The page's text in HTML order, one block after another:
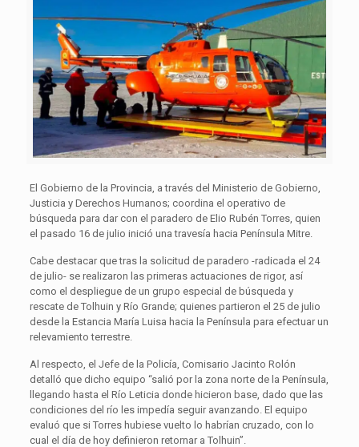
El Gobierno de la Provincia, a través del Ministerio de Gobierno,
Justicia y Derechos Humanos; coordina el operativo de
búsqueda para dar con el paradero de Elio Rubén Torres, quien
el pasado 16 de julio inició una travesía hacia Península Mitre.
Cabe destacar que tras la solicitud de paradero -radicada el 24
de julio- se realizaron las primeras actuaciones de rigor, así
como el despliegue de un grupo especial de búsqueda y
rescate de Tolhuin y Río Grande; quienes partieron el 25 de julio
desde la Estancia María Luisa hacia la Península para efectuar un
relevamiento terrestre.
Al respecto, el Jefe de la Policía, Comisario Jacinto Rolón
detalló que dicho equipo “salió por la zona norte de la Península,
llegando hasta el Río Leticia donde hicieron base, dado que las
condiciones del río les impedía seguir avanzando. El equipo
evaluó que si Torres hubiese vuelto lo habrían cruzado, con lo
cual el día de hoy definieron retornar a Tolhuin”.